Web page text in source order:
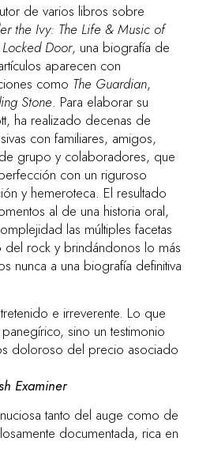
de varios libros sobre
the Ivy: The Life & Music of
Door, una biografía de
aparecen con
como The Guardian,
Stone. Para elaborar su
ha realizado decenas de
con familiares, amigos,
grupo y colaboradores, que
con un riguroso
y hemeroteca. El resultado
al de una historia oral,
las múltiples facetas
rock y brindándonos lo más
nunca a una biografía definitiva
e irreverente. Lo que
sino un testimonio
doloroso del precio asociado
Examiner
tanto del auge como de
documentada, rica en